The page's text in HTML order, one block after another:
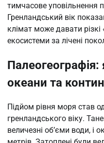
тимчасове уповільнення
Гренландський вік
клімат може давати
екосистеми за лічені
океани та
Підйом рівня моря став
гренландського віку.
величезні об’єми води, і